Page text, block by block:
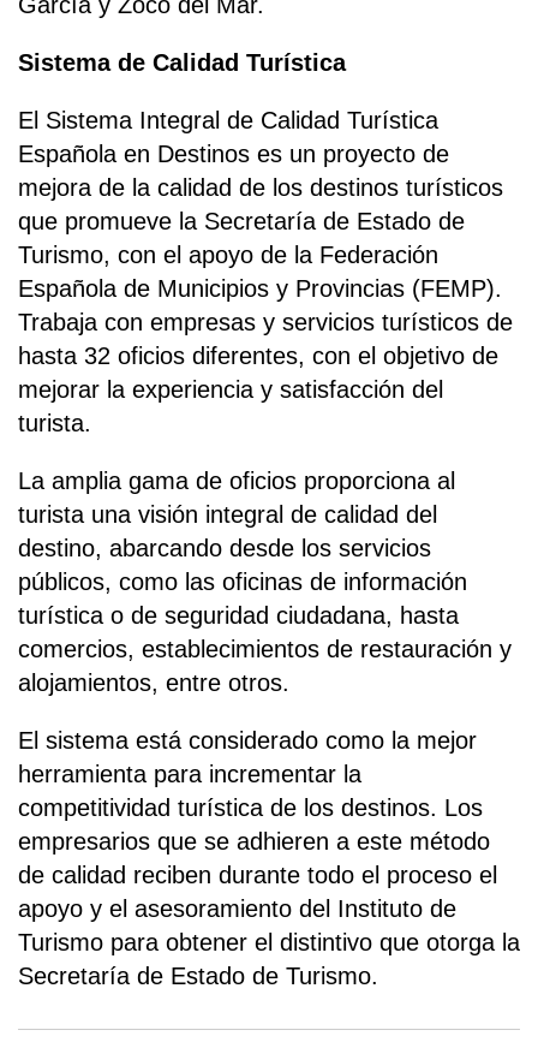
Sistema de Calidad Turística
El Sistema Integral de Calidad Turística
Española en Destinos es un proyecto de
mejora de la calidad de los destinos turísticos
que promueve la Secretaría de Estado de
Turismo, con el apoyo de la Federación
Española de Municipios y Provincias (FEMP).
Trabaja con empresas y servicios turísticos de
hasta 32 oficios diferentes, con el objetivo de
mejorar la experiencia y satisfacción del
turista.
La amplia gama de oficios proporciona al
turista una visión integral de calidad del
destino, abarcando desde los servicios
públicos, como las oficinas de información
turística o de seguridad ciudadana, hasta
comercios, establecimientos de restauración y
alojamientos, entre otros.
El sistema está considerado como la mejor
herramienta para incrementar la
competitividad turística de los destinos. Los
empresarios que se adhieren a este método
de calidad reciben durante todo el proceso el
apoyo y el asesoramiento del Instituto de
Turismo para obtener el distintivo que otorga la
Secretaría de Estado de Turismo.